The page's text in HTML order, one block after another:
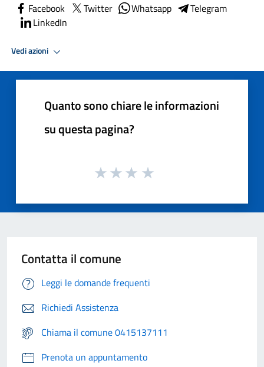
Facebook Twitter Whatsapp
Telegram
LinkedIn
Vedi azioni
Quanto sono chiare le informazioni
su questa pagina?
Contatta il comune
Leggi le domande frequenti
Richiedi Assistenza
Chiama il comune 0415137111
Prenota un appuntamento